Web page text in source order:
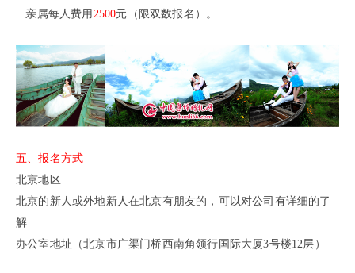
亲属每人费用 2500元（限双数报名）。
五、报名方式
北京地区
北京的新人或外地新人在北京有朋友的，可以对公司有详细的了
解
办公室地址（北京市广渠门桥西南角领行国际大厦3号楼12层）